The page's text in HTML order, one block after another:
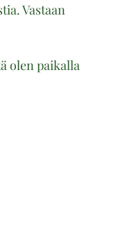
Vastaan
olen paikalla